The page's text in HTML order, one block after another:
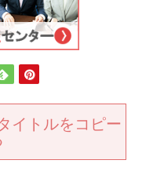
イトルをコピー